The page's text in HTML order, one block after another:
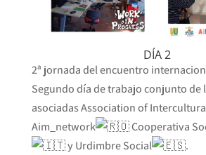
DÍA 2
2ª jornada del encuentro
Segundo día de trabajo conjunto de
asociadas Association of
Aim_network
Cooperativa
y Urdimbre Social
.